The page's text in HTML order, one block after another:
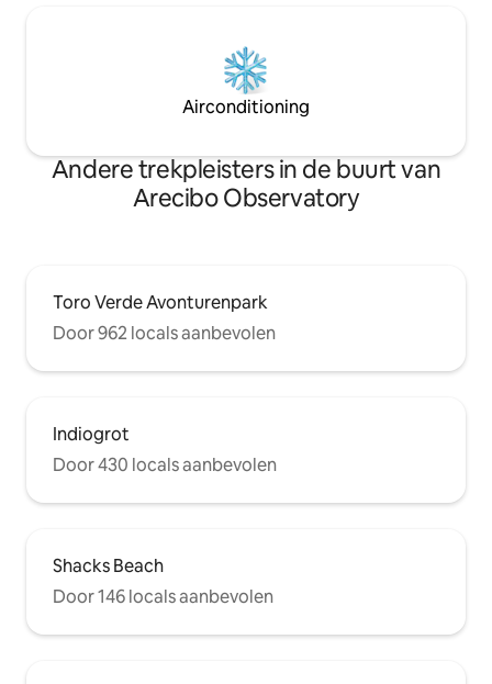
Airconditioning
Andere trekpleisters in de buurt van
Arecibo Observatory
Toro Verde Avonturenpark
Door 962 locals aanbevolen
Indiogrot
Door 430 locals aanbevolen
Shacks Beach
Door 146 locals aanbevolen